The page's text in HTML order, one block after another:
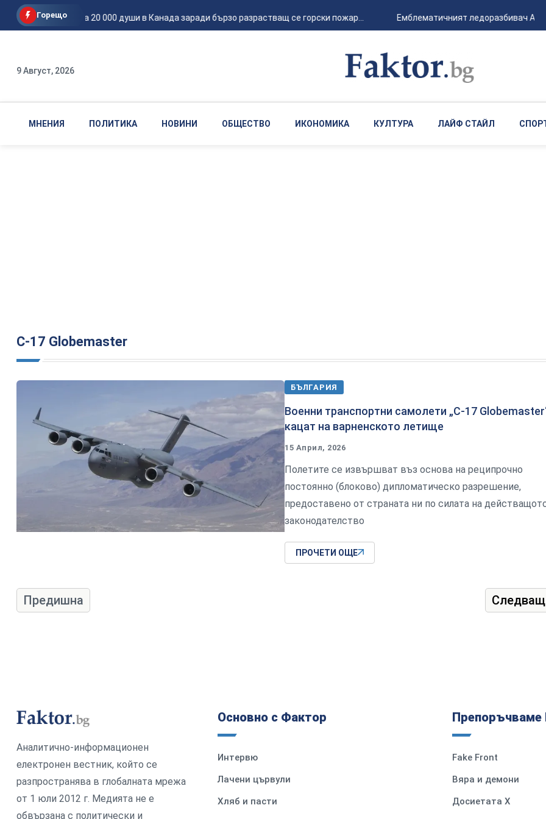
Горещо
Евакуираха 20 000 души в Канада заради бързо разрастващ се горски пожар... Емблематичният ледоразбивач
9 Август, 2026
МНЕНИЯ ПОЛИТИКА НОВИНИ ОБЩЕСТВО ИКОНОМИКА КУЛТУРА ЛАЙФ СТАЙЛ
С-17 Globemaster
БЪЛГАРИЯ
Военни транспортни самолети „С-17
кацат на варненското летище
15 Април, 2026
Полетите се извършват въз основа на реципрочно
постоянно (блоково) дипломатическо разрешение,
предоставено от страната ни по силата на
законодателство
ПРОЧЕТИ ОЩЕ
Предишна
Аналитично-информационен
електронен вестник, който се
разпространява в глобалната мрежа
от 1 юли 2012 г. Медията не е
обвързана с политически и
Основно с Фактор
Интервю
Лачени цървули
Хляб и пасти
Препоръчваме
Fake Front
Вяра и демони
Досиетата Х